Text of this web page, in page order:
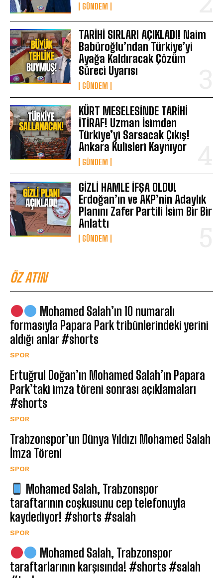
GÜNDEM
TARİHİ SIRLARI AÇIKLADI! Naim
Babüroğlu’ndan Türkiye’yi
Ayağa Kaldıracak Çözüm
Süreci Uyarısı
GÜNDEM
KÜRT MESELESİNDE TARİHİ
İTİRAF! Uzman İsimden
Türkiye’yi Sarsacak Çıkış!
Ankara Kulisleri Kaynıyor
GÜNDEM
GİZLİ HAMLE İFŞA OLDU!
Erdoğan’ın ve AKP’nin Adaylık
Planını Zafer Partili İsim Bir Bir
Anlattı
GÜNDEM
ÖZ ATIN
Mohamed Salah’ın 10 numaralı
formasıyla Papara Park tribünlerindeki yerini
aldığı anlar #shorts
SPOR
Ertuğrul Doğan’ın Mohamed Salah’ın Papara
Park’taki imza töreni sonrası açıklamaları
#shorts
SPOR
Trabzonspor’un Dünya Yıldızı Mohamed Salah
İmza Töreni
SPOR
Mohamed Salah, Trabzonspor
taraftarının coşkusunu cep telefonuyla
kaydediyor! #shorts #salah
SPOR
Mohamed Salah, Trabzonspor
taraftarlarının karşısında! #shorts #salah